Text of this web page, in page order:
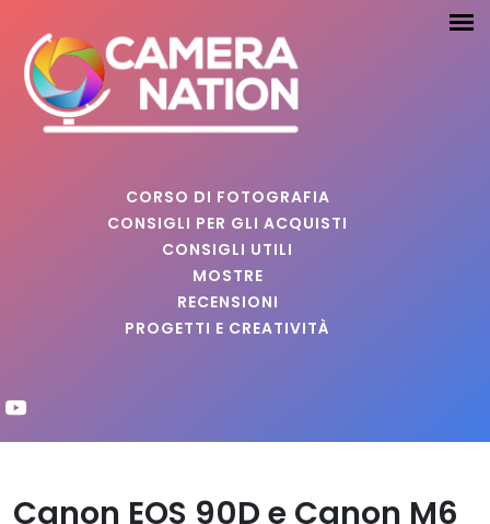
CORSO DI FOTOGRAFIA
CONSIGLI PER GLI ACQUISTI
CONSIGLI UTILI
MOSTRE
RECENSIONI
PROGETTI E CREATIVITÀ
Canon EOS 90D e Canon M6